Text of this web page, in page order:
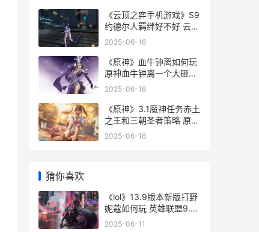
《云顶之弈手机游戏》S9
约德尔人羁绊好不好 云顶
之弈手机版叫什么
2025-06-16
《原神》血牛钟离如何玩
原神血牛钟离一个大砸多
少
2025-06-16
《原神》3.1魔神任务赤土
之王和三朝圣者策略 原神
1.4魔神任务什么时候开
2025-06-16
猜你喜欢
《lol》13.9版本新版打野
妮蔻如何玩 英雄联盟9.13
版本
2025-06-11